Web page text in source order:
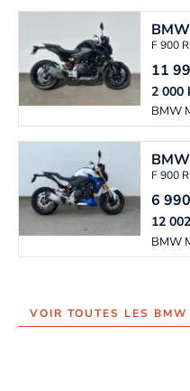
BMW
F 900
11
BMW
2 000
BMW
F 900
6
BMW
12
VOIR TOUTES LES BMW